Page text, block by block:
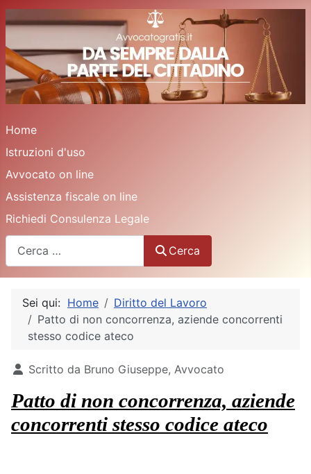
Home
Istruzioni d'uso
Avvocato on line
Assistenza fiscale on line
Richiedi Consulenza Legale
Cerca
Sei qui: Home
Diritto del Lavoro
Patto di non concorrenza, aziende concorrenti
stesso codice ateco
Dettagli
Scritto da Bruno Giuseppe, Avvocato
Patto di non concorrenza, aziende
concorrenti stesso codice ateco